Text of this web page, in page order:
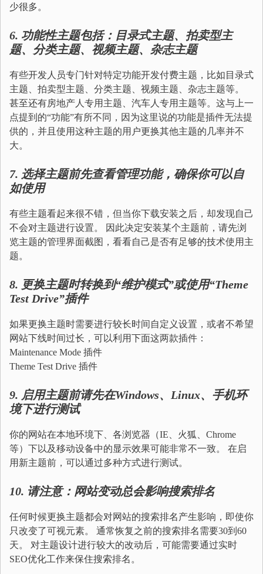
少很多。
6. 功能性主题包括： 目录式主题、拍卖型主
题、分类主题、视频主题、杂志主题
有些开发人员专门针对特定功能开发付费主题，比如目录式
主题、拍卖型主题、分类主题、视频主题、杂志主题等。
甚至还有房地产人专用主题、汽车人专用主题等。这与上一
点提到的“功能”有所不同，因为这里说的功能是插件无法提
供的，并且使用这种主题的用户更换其他主题的几率并不
大。
7. 选择主题前先查看管理功能，确保你可以自
如使用
有些主题看起来很不错，但当你下载安装之后，却发现自己
不会对主题进行设置。 因此决定安装某个主题前，请先浏
览主题的管理界面截图，看看自己是否有足够的技术使用主
题。
8. 更换主题时转换到“维护模式”或使用“Theme
Test Drive”插件
如果更换主题时需要进行较长时间自定义设置，或者不希望
网站下线时间过长，可以利用下面这两款插件：
Maintenance Mode 插件
Theme Test Drive 插件
9. 启用主题前请先在Windows、 Linux、手机环
境下进行测试
你的网站在本地环境下、各浏览器（IE、火狐、Chrome
等）下以及移动设备中的显示效果可能非常不一致。 在启
用新主题前，可以通过多种方式进行测试。
10. 请注意：网站变动总会影响搜索排名
任何时候更换主题都会对网站的搜索排名产生影响，即使你
只改变了可视元素。 通常恢复之前的搜索排名需要30到60
天。 对主题设计进行较大的改动后，可能需要通过实时
SEO优化工作来保住搜索排名。